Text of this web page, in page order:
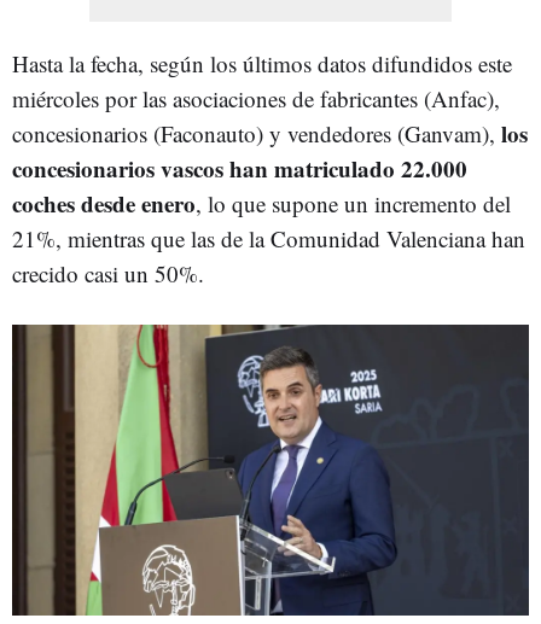
Hasta la fecha, según los últimos datos difundidos este
miércoles por las asociaciones de fabricantes (Anfac),
concesionarios (Faconauto) y vendedores (Ganvam), los
concesionarios vascos han matriculado 22.000
coches desde enero, lo que supone un incremento del
21%, mientras que las de la Comunidad Valenciana han
crecido casi un 50%.